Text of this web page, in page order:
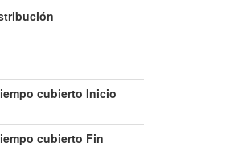
cubierto Inicio
cubierto Fin